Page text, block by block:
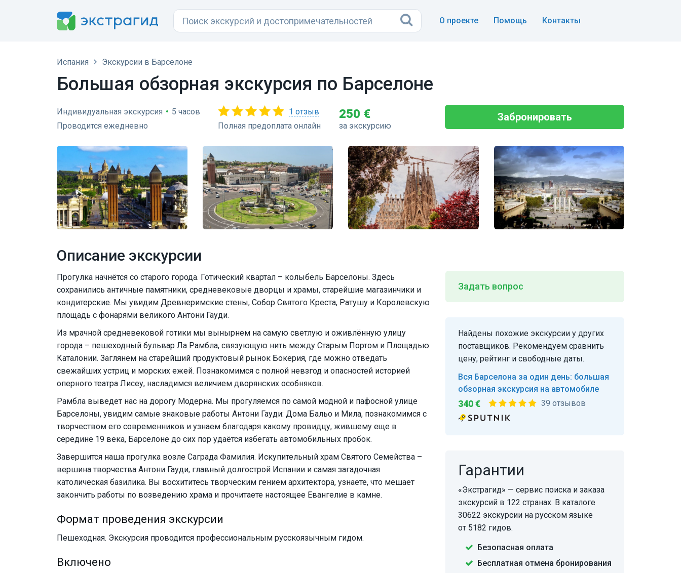
О проекте Помощь Контакты
Испания Экскурсии в Барселоне
Большая обзорная экскурсия по Барселоне
Индивидуальная экскурсия • 5 часов
Проводится ежедневно
1 отзыв
Полная предоплата онлайн
250 €
за экскурсию
Забронировать
Описание экскурсии
Прогулка начнётся со старого города. Готический квартал – колыбель Барселоны. Здесь
сохранились античные памятники, средневековые дворцы и храмы, старейшие магазинчики и
кондитерские. Мы увидим Древнеримские стены, Собор Святого Креста, Ратушу и Королевскую
площадь с фонарями великого Антони Гауди.
Из мрачной средневековой готики мы вынырнем на самую светлую и оживлённую улицу
города – пешеходный бульвар Ла Рамбла, связующую нить между Старым Портом и Площадью
Каталонии. Заглянем на старейший продуктовый рынок Бокерия, где можно отведать
свежайших устриц и морских ежей. Познакомимся с полной невзгод и опасностей историей
оперного театра Лисеу, насладимся величием дворянских особняков.
Рамбла выведет нас на дорогу Модерна. Мы прогуляемся по самой модной и пафосной улице
Барселоны, увидим самые знаковые работы Антони Гауди: Дома Бальо и Мила, познакомимся с
творчеством его современников и узнаем благодаря какому провидцу, жившему еще в
середине 19 века, Барселоне до сих пор удаётся избегать автомобильных пробок.
Завершится наша прогулка возле Саграда Фамилия. Искупительный храм Святого Семейства –
вершина творчества Антони Гауди, главный долгострой Испании и самая загадочная
католическая базилика. Вы восхититесь творческим гением архитектора, узнаете, что мешает
закончить работы по возведению храма и прочитаете настоящее Евангелие в камне.
Формат проведения экскурсии
Пешеходная. Экскурсия проводится профессиональным русскоязычным гидом.
Включено
Задать вопрос
Найдены похожие экскурсии у других
поставщиков. Рекомендуем сравнить
цену, рейтинг и свободные даты.
Вся Барселона за один день: большая
обзорная экскурсия на автомобиле
340 € 39 отзывов
Гарантии
«Экстрагид» — сервис поиска и заказа
экскурсий в 122 странах. В каталоге
30622 экскурсии на русском языке
от 5182 гидов.
Безопасная оплата
Бесплатная отмена бронирования